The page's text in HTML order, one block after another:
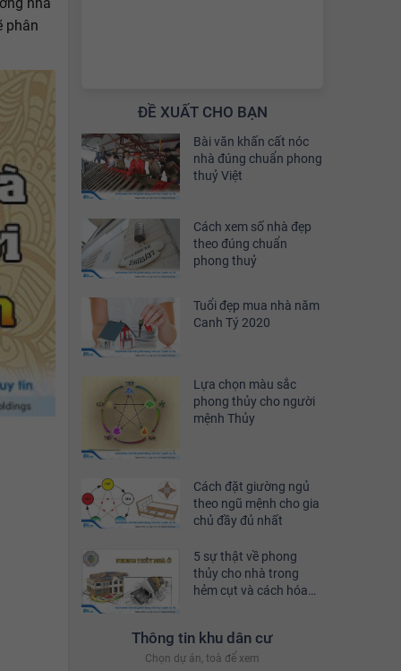
ĐỀ XUẤT CHO BẠN
Bài văn khấn cất nóc
nhà đúng chuẩn phong
thuỷ Việt
Cách xem số nhà đẹp
theo đúng chuẩn
phong thuỷ
Tuổi đẹp mua nhà năm
Canh Tý 2020
Lựa chọn màu sắc
phong thủy cho người
mệnh Thủy
Cách đặt giường ngủ
theo ngũ mệnh cho gia
chủ đầy đủ nhất
5 sự thật về phong
thủy cho nhà trong
hẻm cụt và cách hóa
Thông tin khu dân cư
Chọn dự án, toà để xem
nhà
phân